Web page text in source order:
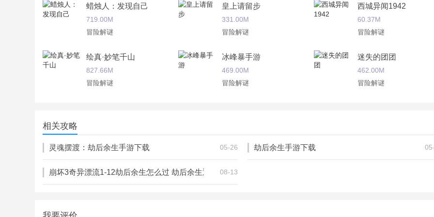
蜡烛人：发现自己
719.00M
冒险解谜
皇上请留步
331.00M
冒险解谜
西城异闻1942
60.37M
冒险解谜
绘真·妙笔千山
827.66M
冒险解谜
冰峰暴手游
469.00M
冒险解谜
迷失的团团
462.00M
冒险解谜
冒险解谜
冒险解谜
冒险解谜
相关攻略
灵魂摆渡：劫后余生手游下载 05-26 劫后余生手游下载
崩坏3奇异漂流1-12劫后余生怎么过 劫后余生通关攻略
08-13